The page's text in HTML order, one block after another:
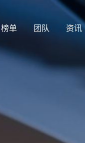
榜单 团队 资讯